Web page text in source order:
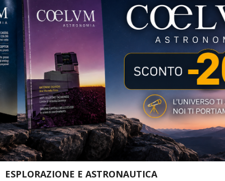
ESPLORAZIONE E ASTRONAUTICA